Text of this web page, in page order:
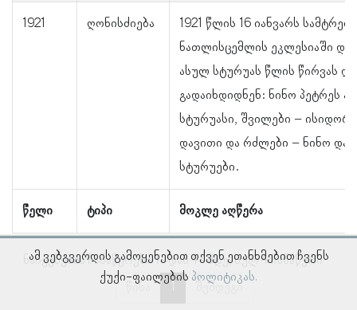
წელი ტიპი მოკლე აღწერა
1921 ღონისძიება
1921 წლის 16 იანვარს
ნათლისცემლის ეკლესიაში
ასულ სტურუას წლის წირვას და
გადაიხდიდნენ: ნინო პეტრეს
სტურუასი, შვილები −
დავითი და რძლები − ნინო და
სტურუები.
ნაჩვენებია ჩანაწერები 1–დან 4–მდე, სულ 4 ჩანაწერი
წინა
შემდეგი
ამ ვებგვერდის გამოყენებით თქვენ ეთანხმებით ჩვენს
ქუქი-ფაილების პოლიტიკას.